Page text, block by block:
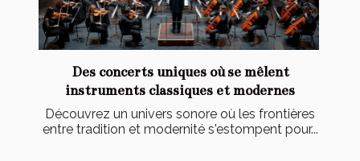
Des concerts uniques où se mêlent
instruments classiques et modernes
Découvrez un univers sonore où les frontières
entre tradition et modernité s'estompent pour...